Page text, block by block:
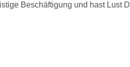
Beschäftigung und hast Lust